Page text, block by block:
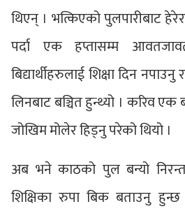
थिएन् । भत्किएको पुलपारीबाट
पर्दा एक हप्तासम्म
बिद्यार्थीहरुलाई शिक्षा दिन नपाउनु
लिनबाट बञ्चित हुन्थ्यो । करिव
जोखिम मोलेर हिड्नु परेको थियो ।
अब भने काठको पुल बन्यो
शिक्षिका रुपा बिक बताउनु